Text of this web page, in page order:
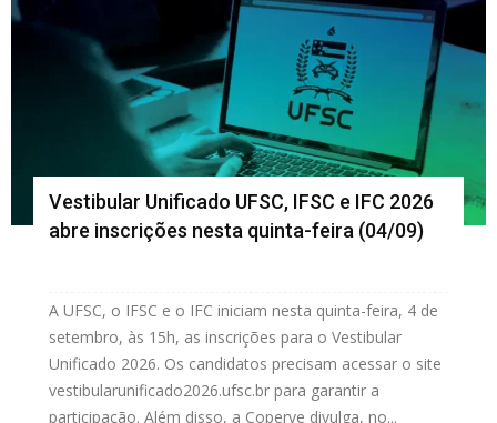
Vestibular Unificado UFSC, IFSC e IFC 2026
abre inscrições nesta quinta-feira (04/09)
A UFSC, o IFSC e o IFC iniciam nesta quinta-feira, 4 de
setembro, às 15h, as inscrições para o Vestibular
Unificado 2026. Os candidatos precisam acessar o site
vestibularunificado2026.ufsc.br para garantir a
participação. Além disso, a Coperve divulga, no...